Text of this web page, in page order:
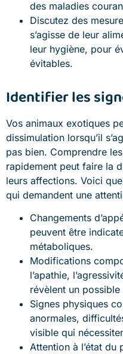
des maladies
Discutez des
s’agisse de leur
leur hygiène, pour
évitables.
Identifier les
Vos animaux exotiques
dissimulation lorsqu’il
pas bien. Comprendre
rapidement peut faire la
leurs affections. Voici
qui demandent une
Changements
peuvent être
métaboliques.
Modifications
l’apathie,
révèlent un
Signes physiques
anormales,
visible qui
Attention à l’état du